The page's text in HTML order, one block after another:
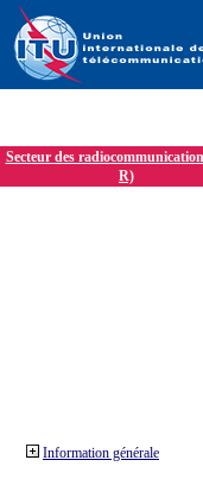
Secteur des
R)
Information générale